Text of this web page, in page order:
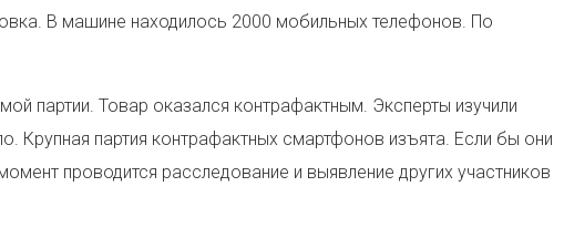
В машине находилось 2000 мобильных телефонов. По
партии. Товар оказался контрафактным. Эксперты изучили
Крупная партия контрафактных смартфонов изъята. Если бы они
проводится расследование и выявление других участников